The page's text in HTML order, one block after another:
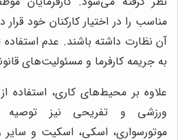
مناسب را در اختیار کارکنان خود
آن نظارت داشته باشند. عدم استفاده
به جریمه کارفرما و مسئولیت‌های
علاوه بر محیط‌های کاری، استفاده
ورزشی و تفریحی نیز توصیه
موتورسواری، اسکی، اسکیت و